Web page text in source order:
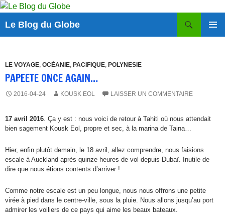
Aller
contenu
Le Blog du Globe
LE VOYAGE, OCÉANIE, PACIFIQUE, POLYNESIE
PAPEETE ONCE AGAIN…
2016-04-24 KOUSK EOL LAISSER UN COMMENTAIRE
17 avril 2016 . Ça y est : nous voici de retour à Tahiti où nous attendait
bien sagement Kousk Eol, propre et sec, à la marina de Taina…
Hier, enfin plutôt demain, le 18 avril, allez comprendre, nous faisions
escale à Auckland après quinze heures de vol depuis Dubaï. Inutile de
dire que nous étions contents d’arriver !
Comme notre escale est un peu longue, nous nous offrons une petite
virée à pied dans le centre-ville, sous la pluie. Nous allons jusqu’au port
admirer les voiliers de ce pays qui aime les beaux bateaux.